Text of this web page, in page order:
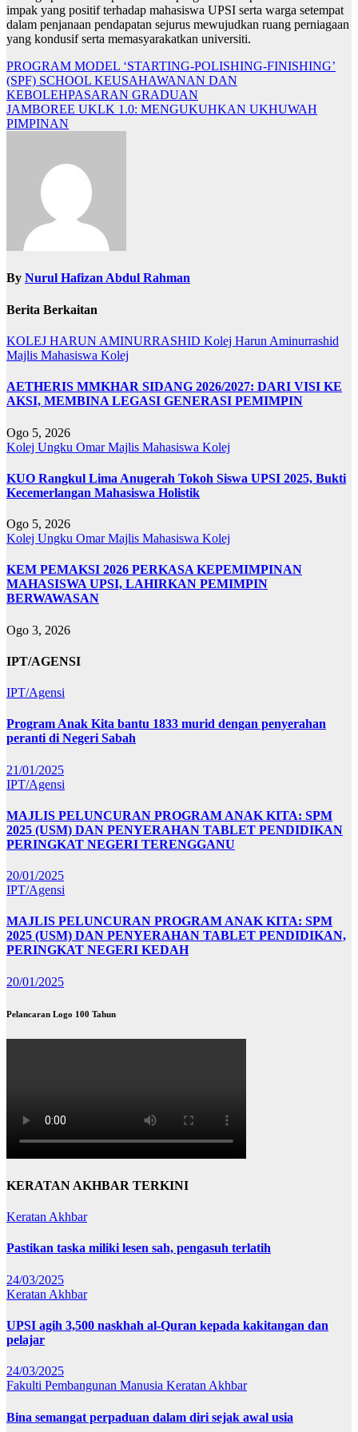
impak yang positif terhadap mahasiswa UPSI serta warga setempat
dalam penjanaan pendapatan sejurus mewujudkan ruang perniagaan
yang kondusif serta memasyarakatkan universiti.
Navigasi
kiriman
PROGRAM MODEL ‘STARTING-POLISHING-FINISHING’
(SPF) SCHOOL KEUSAHAWANAN DAN
KEBOLEHPASARAN GRADUAN
JAMBOREE UKLK 1.0: MENGUKUHKAN UKHUWAH
PIMPINAN
By Nurul Hafizan Abdul Rahman
Berita Berkaitan
KOLEJ HARUN AMINURRASHID Kolej Harun Aminurrashid
Majlis Mahasiswa Kolej
AETHERIS MMKHAR SIDANG 2026/2027: DARI VISI KE
AKSI, MEMBINA LEGASI GENERASI PEMIMPIN
Ogo 5, 2026
Kolej Ungku OmarMajlis Mahasiswa Kolej
KUO Rangkul Lima Anugerah Tokoh Siswa UPSI 2025, Bukti
Kecemerlangan Mahasiswa Holistik
Ogo 5, 2026
Kolej Ungku OmarMajlis Mahasiswa Kolej
KEM PEMAKSI 2026 PERKASA KEPEMIMPINAN
MAHASISWA UPSI, LAHIRKAN PEMIMPIN
BERWAWASAN
Ogo 3, 2026
IPT/AGENSI
IPT/Agensi
Program Anak Kita bantu 1833 murid dengan penyerahan
peranti di Negeri Sabah
21/01/2025
IPT/Agensi
MAJLIS PELUNCURAN PROGRAM ANAK KITA: SPM
2025 (USM) DAN PENYERAHAN TABLET PENDIDIKAN
PERINGKAT NEGERI TERENGGANU
20/01/2025
IPT/Agensi
MAJLIS PELUNCURAN PROGRAM ANAK KITA: SPM
2025 (USM) DAN PENYERAHAN TABLET PENDIDIKAN,
PERINGKAT NEGERI KEDAH
20/01/2025
Pelancaran Logo 100 Tahun
KERATAN AKHBAR TERKINI
Keratan Akhbar
Pastikan taska miliki lesen sah, pengasuh terlatih
24/03/2025
Keratan Akhbar
UPSI agih 3,500 naskhah al-Quran kepada kakitangan dan
pelajar
24/03/2025
Fakulti Pembangunan Manusia Keratan Akhbar
Bina semangat perpaduan dalam diri sejak awal usia